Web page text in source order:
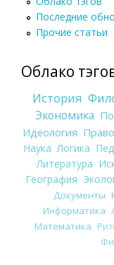
Последние
Прочие статьи
Облако
История
Экономика
Идеология Право
Наука Логика
Литература
География
Документы
Информатика
Математика